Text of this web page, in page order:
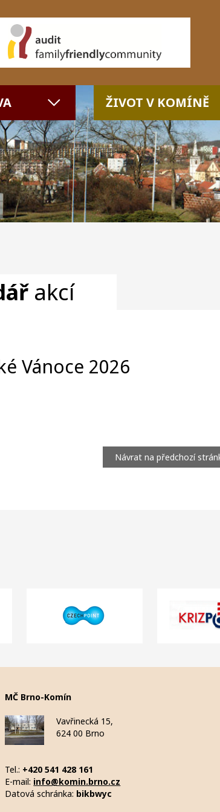
ŽIVOT V KOMÍNĚ
akcí
Vánoce 2026
Návrat na předchozí
MČ Brno-Komín
Vavřinecká 15,
624 00 Brno
Tel.: +420 541 428 161
E-mail: info@komin.brno.cz
Datová schránka: bikbwyc